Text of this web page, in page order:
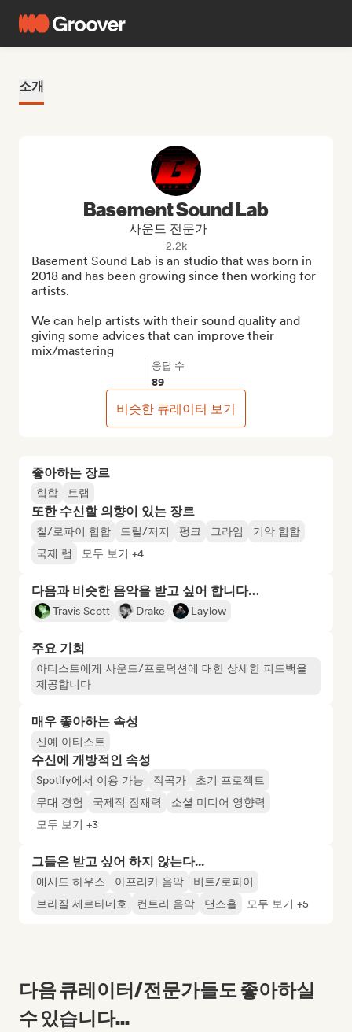
소개
좋아하는 장르
힙합 트랩
또한 수신할 의향이 있는 장르
칠/로파이 힙합 드릴/저지 펑크 그라임
기악 힙합
국제 랩
모두 보기 +4
다음과 비슷한 음악을 받고 싶어 합니다…
Travis Scott Drake Laylow
주요 기회
아티스트에게 사운드/프로덕션에 대한 상세한 피드백을
제공합니다
매우 좋아하는 속성
신예 아티스트
수신에 개방적인 속성
Spotify에서 이용 가능 작곡가
초기 프로젝트
무대 경험
국제적 잠재력
소셜 미디어 영향력
모두 보기 +3
그들은 받고 싶어 하지 않는다...
애시드 하우스 아프리카 음악
비트/로파이
브라질 세르타네호
컨트리 음악 댄스홀 모두 보기 +5
Basement Sound Lab
사운드 전문가
2.2k
Basement Sound Lab is an studio that was born in
2018 and has been growing since then working for
artists.
We can help artists with their sound quality and
giving some advices that can improve their
mix/mastering
응답 수
89
비슷한 큐레이터 보기
다음 큐레이터/전문가들도 좋아하실
수 있습니다...